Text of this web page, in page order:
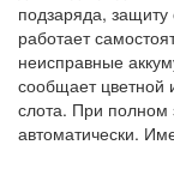
подзаряда,
работает
неисправные
сообщает цветной
слота. При полном
автоматически.